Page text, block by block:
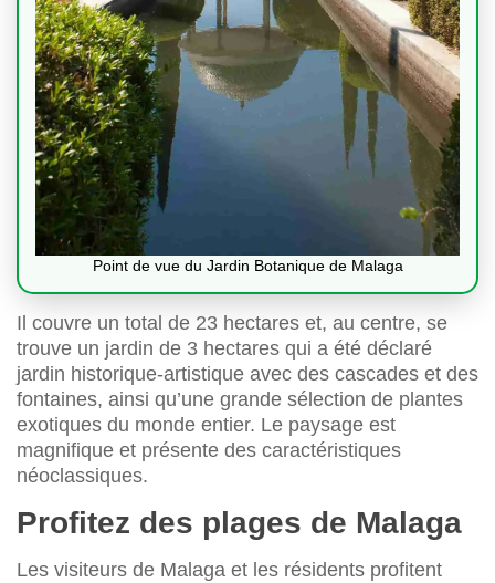
Point de vue du Jardin Botanique de Malaga
Il couvre un total de 23 hectares et, au centre, se
trouve un jardin de 3 hectares qui a été déclaré
jardin historique-artistique avec des cascades et des
fontaines, ainsi qu’une grande sélection de plantes
exotiques du monde entier. Le paysage est
magnifique et présente des caractéristiques
néoclassiques.
Profitez des plages de Malaga
Les visiteurs de Malaga et les résidents profitent